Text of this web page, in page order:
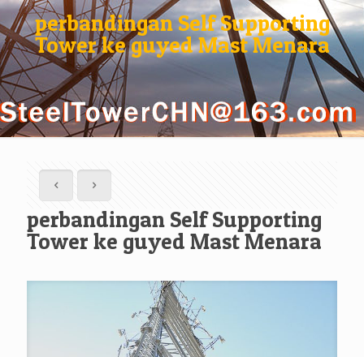
perbandingan Self Supporting
Tower ke guyed Mast Menara
perbandingan Self Supporting
Tower ke guyed Mast Menara